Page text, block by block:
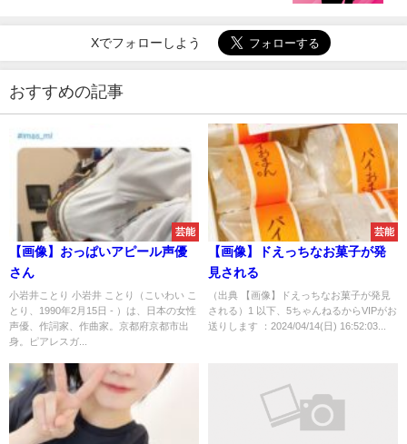
Xでフォローしよう
おすすめの記事
芸能
【画像】おっぱいアピール声優
さん
小岩井ことり 小岩井 ことり（こいわい こ
とり、1990年2月15日 - ）は、日本の女性
声優、作詞家、作曲家。京都府京都市出
身。ピアレスガ...
芸能
【画像】ドえっちなお菓子が発
見される
（出典 【画像】ドえっちなお菓子が発見
される）1 以下、5ちゃんねるからVIPがお
送りします ：2024/04/14(日) 16:52:03...